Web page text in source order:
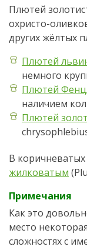
Плютей
охристо-
других жёлтых
Плютей
немного
Плютей
наличием
Плютей
В коричневатых
жилковатым
Примечания
Как это
место
сложностях с